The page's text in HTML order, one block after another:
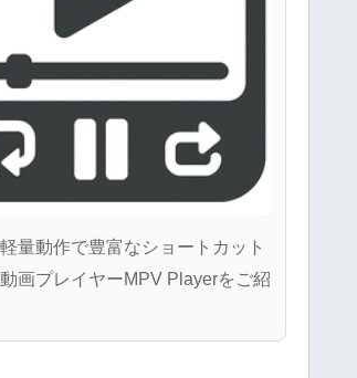
軽量動作で豊富なショートカット
画プレイヤーMPV Playerをご紹